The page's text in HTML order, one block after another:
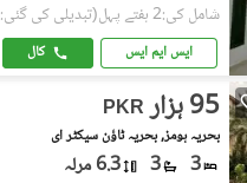
شامل کی:2 ہفتے پہل (تبدیلی کی گئی:8 گھنٹے پہلے)
ایس ایم ایس کال
PKR 95 ہزار
بحریہ ہومز, بحریہ ٹاؤن سیکٹر ای
3
3 6.3 مرلہ